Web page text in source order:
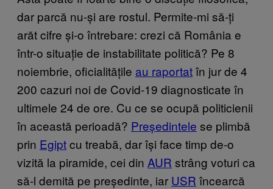
dar parcă nu-și are rostul. Permite-mi să-ți
arăt cifre și-o întrebare: crezi că România e
într-o situație de instabilitate politică? Pe 8
noiembrie, oficialitățile au raportatîn jur de 4
200 cazuri noi de Covid-19 diagnosticate în
ultimele 24 de ore. Cu ce se ocupă politicienii
în această perioadă? Președintele se plimbă
prin Egiptcu treabă, dar își face timp de-o
vizită la piramide, cei din AUR strâng voturi ca
să-l demită pe președinte, iar USR încearcă